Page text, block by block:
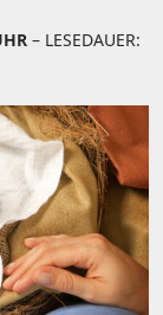
– LESEDAUER: